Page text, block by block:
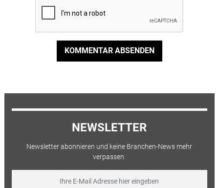
KOMMENTAR ABSENDEN
NEWSLETTER
Newsletter abonnieren und keine Branchen-News mehr
verpassen.